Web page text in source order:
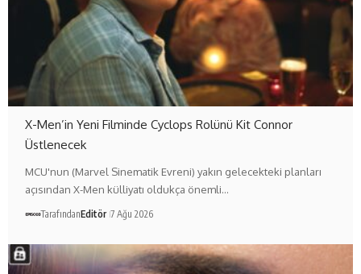
X-Men’in Yeni Filminde Cyclops Rolünü Kit Connor
Üstlenecek
MCU'nun (Marvel Sinematik Evreni) yakın gelecekteki planları
açısından X-Men külliyatı oldukça önemli…
TarafındanEditör 7 Ağu 2026